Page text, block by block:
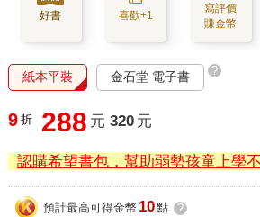
好書 喜歡+1
寫評價
賺金幣
紙本平裝 金石堂 電子書 ?
9 折 288 元 320 元
認購希望書包，幫助弱勢孩童上學
預計最高可得金幣 10點 ?